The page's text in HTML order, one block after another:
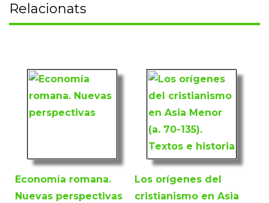
Relacionats
Economía romana.
Nuevas perspectivas
Los orígenes del
cristianismo en Asia